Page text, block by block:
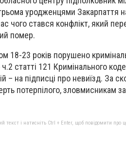
уродженцями Закарпаття
чого стався конфлікт, який
помер.
18-23 років порушено
статті 121 Кримінального
– на підписці про невиїзд. За
потерпілого, зловмисникам
текст і натисніть Ctrl + Enter, щоб повідомити про